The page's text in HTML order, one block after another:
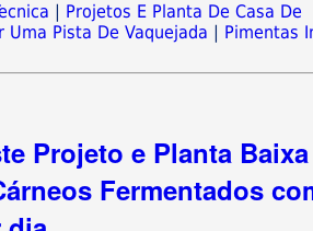
Projetos E Planta De Casa De
Uma Pista De Vaquejada
Pimentas
Projeto e Planta Baixa
Fermentados